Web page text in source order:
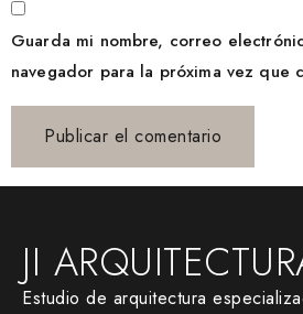
Guarda mi nombre, correo
navegador para la próxima vez que
JI
Estudio de arquitectura